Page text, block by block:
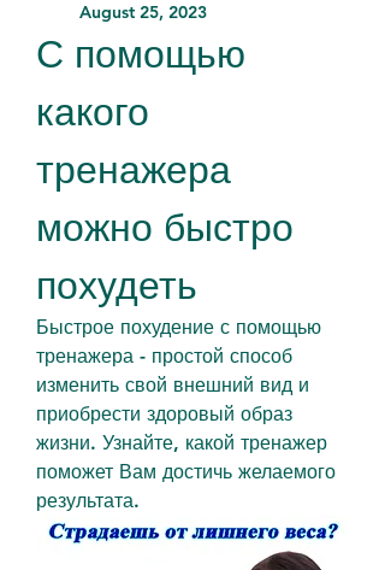
August 25, 2023
С помощью
какого
тренажера
можно быстро
похудеть
Быстрое похудение с помощью
тренажера - простой способ
изменить свой внешний вид и
приобрести здоровый образ
жизни. Узнайте, какой тренажер
поможет Вам достичь желаемого
результата.